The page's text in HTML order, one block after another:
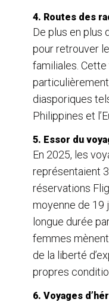
4. Routes des
De plus en plus
pour retrouver
familiales.
diasporiques
Philippines et
5. Essor du
En 2025, les
représentaient
réservations
moyenne de 19
longue durée
femmes
de la liberté
propres
6. Voyages